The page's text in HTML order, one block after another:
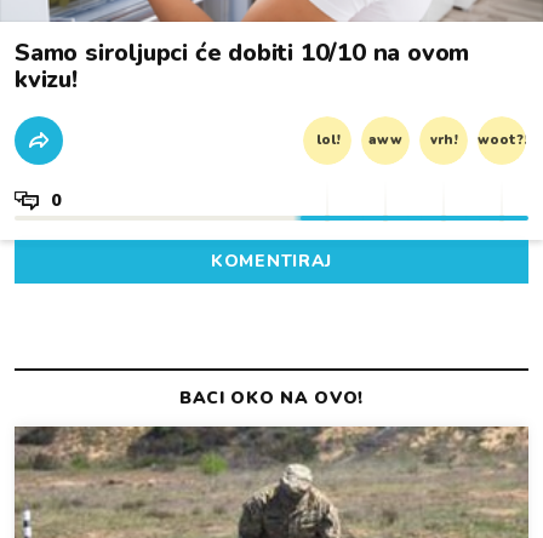
Samo siroljupci će dobiti 10/10 na ovom
kvizu!
lol! aww vrh! woot?!
0
KOMENTIRAJ